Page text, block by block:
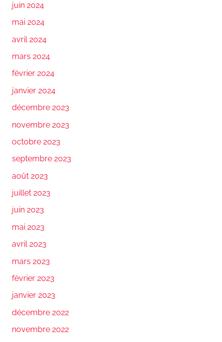
juin 2024
mai 2024
avril 2024
mars 2024
février 2024
janvier 2024
décembre 2023
novembre 2023
octobre 2023
septembre 2023
août 2023
juillet 2023
juin 2023
mai 2023
avril 2023
mars 2023
février 2023
janvier 2023
décembre 2022
novembre 2022